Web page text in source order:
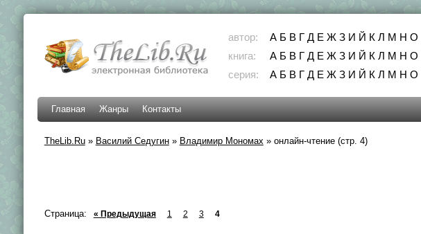
автор: А Б В Г Д Е Ж З И Й К Л М Н О
книга:
А Б В Г Д Е Ж З И Й К Л М Н О
серия:
А Б В Г Д Е Ж З И Й К Л М Н О
Главная Жанры Контакты
TheLib.Ru» Василий Седугин» Владимир Мономах» онлайн-чтение (стр. 4)
Страница: « Предыдущая 1 2 3 4